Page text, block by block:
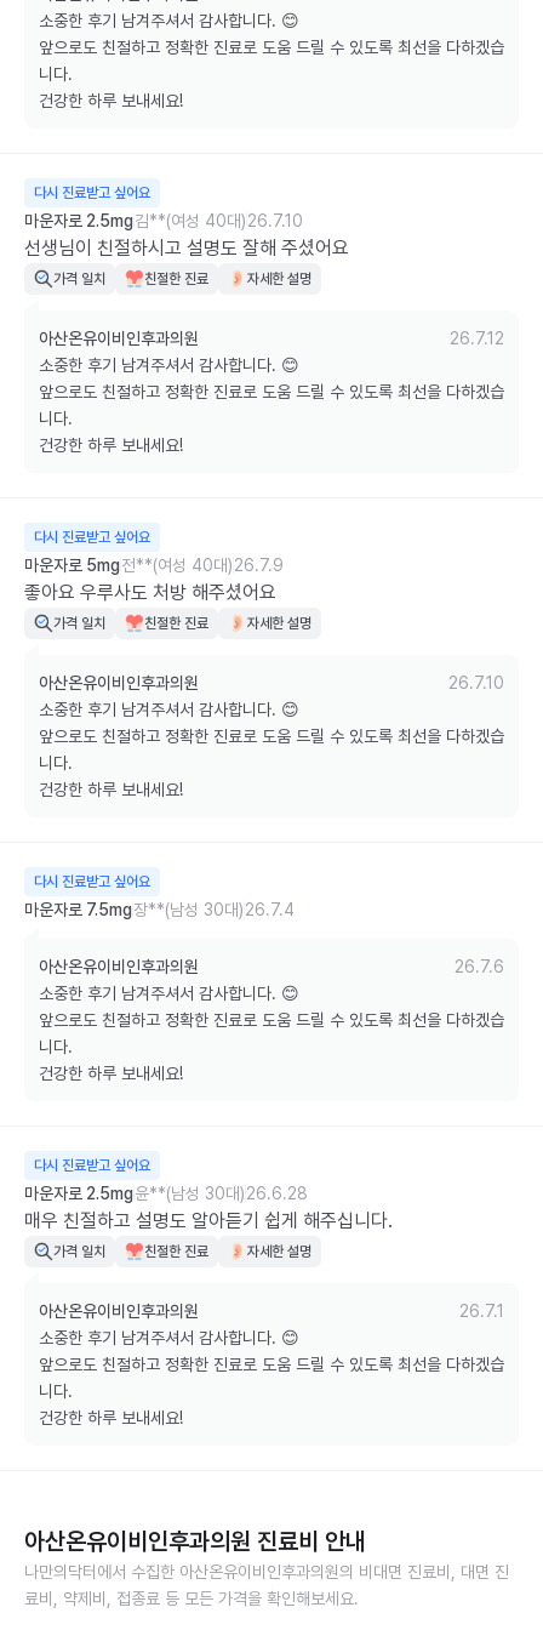
소중한 후기 남겨주셔서 감사합니다. 😊
앞으로도 친절하고 정확한 진료로 도움 드릴 수 있도록 최선을 다하겠습
니다.
건강한 하루 보내세요!
다시 진료받고 싶어요
마운자로 2.5mg김**(여성 40대)26.7.10
선생님이 친절하시고 설명도 잘해 주셨어요
가격 일치 친절한 진료 자세한 설명
아산온유이비인후과의원
26.7.12
소중한 후기 남겨주셔서 감사합니다. 😊
앞으로도 친절하고 정확한 진료로 도움 드릴 수 있도록 최선을 다하겠습
니다.
건강한 하루 보내세요!
다시 진료받고 싶어요
마운자로 5mg전**(여성 40대)26.7.9
좋아요 우루사도 처방 해주셨어요
가격 일치 친절한 진료 자세한 설명
아산온유이비인후과의원
26.7.10
소중한 후기 남겨주셔서 감사합니다. 😊
앞으로도 친절하고 정확한 진료로 도움 드릴 수 있도록 최선을 다하겠습
니다.
건강한 하루 보내세요!
다시 진료받고 싶어요
마운자로 7.5mg장**(남성 30대)26.7.4
아산온유이비인후과의원
26.7.6
소중한 후기 남겨주셔서 감사합니다. 😊
앞으로도 친절하고 정확한 진료로 도움 드릴 수 있도록 최선을 다하겠습
니다.
건강한 하루 보내세요!
다시 진료받고 싶어요
마운자로 2.5mg윤**(남성 30대)26.6.28
매우 친절하고 설명도 알아듣기 쉽게 해주십니다.
가격 일치 친절한 진료 자세한 설명
아산온유이비인후과의원
26.7.1
소중한 후기 남겨주셔서 감사합니다. 😊
앞으로도 친절하고 정확한 진료로 도움 드릴 수 있도록 최선을 다하겠습
니다.
건강한 하루 보내세요!
아산온유이비인후과의원 진료비 안내
나만의닥터에서 수집한 아산온유이비인후과의원의 비대면 진료비, 대면 진
료비, 약제비, 접종료 등 모든 가격을 확인해보세요.